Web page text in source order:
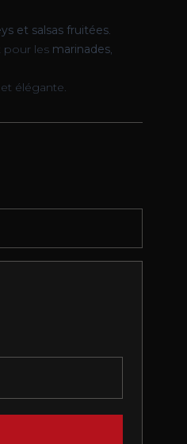
et salsas fruitées.
pour les marinades,
élégante.